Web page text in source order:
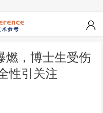
燃，博士生受伤
性引关注